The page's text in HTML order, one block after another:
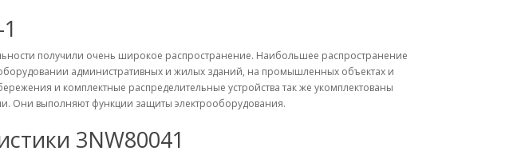
получили очень широкое распространение. Наибольшее распространение
административных и жилых зданий, на промышленных объектах и
и комплектные распределительные устройства так же укомплектованы
Они выполняют функции защиты электрооборудования.
3NW80041